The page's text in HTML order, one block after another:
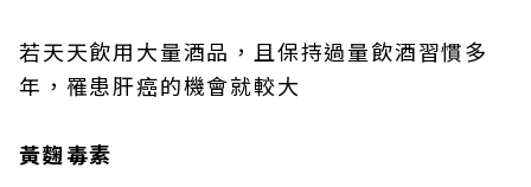
若天天飲用大量酒品，且保持過量飲酒習慣多
年，罹患肝癌的機會就較大
黃麴毒素